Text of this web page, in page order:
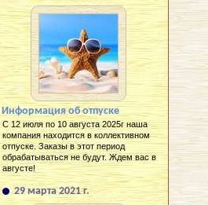
Информация об отпуске
С 12 июля по 10 августа 2025г наша
компания находится в коллективном
отпуске. Заказы в этот период
обрабатываться не будут. Ждем вас в
августе!
29 марта 2021 г.